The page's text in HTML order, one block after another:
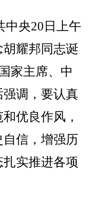
中央20 日上午
耀邦同志诞
家主席、中
调，要认真
优良作风，
信，增强历
实推进各项